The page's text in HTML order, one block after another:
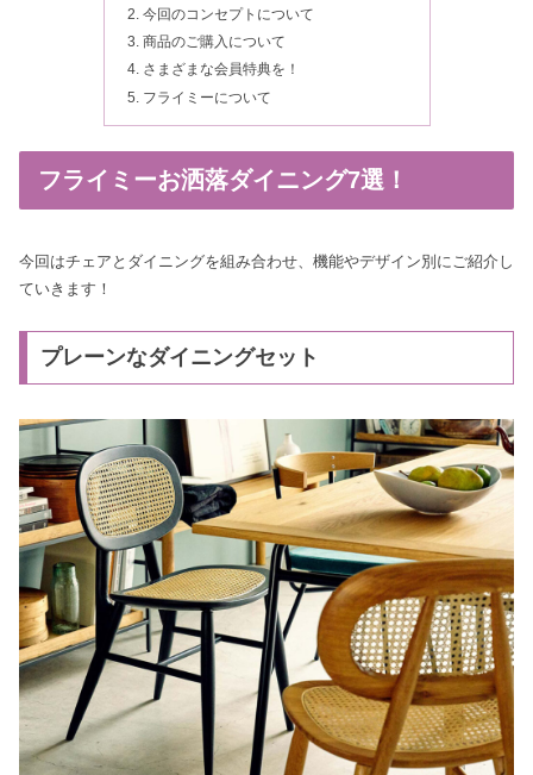
今回のコンセプトについて
商品のご購入について
さまざまな会員特典を！
フライミーについて
フライミーお洒落ダイニング7選！
今回はチェアとダイニングを組み合わせ、機能やデザイン別にご紹介し
ていきます！
プレーンなダイニングセット